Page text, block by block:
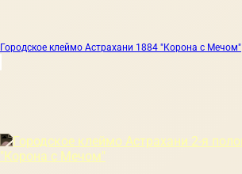
Городское клеймо Астрахани 1884 "Корона с Мечом"